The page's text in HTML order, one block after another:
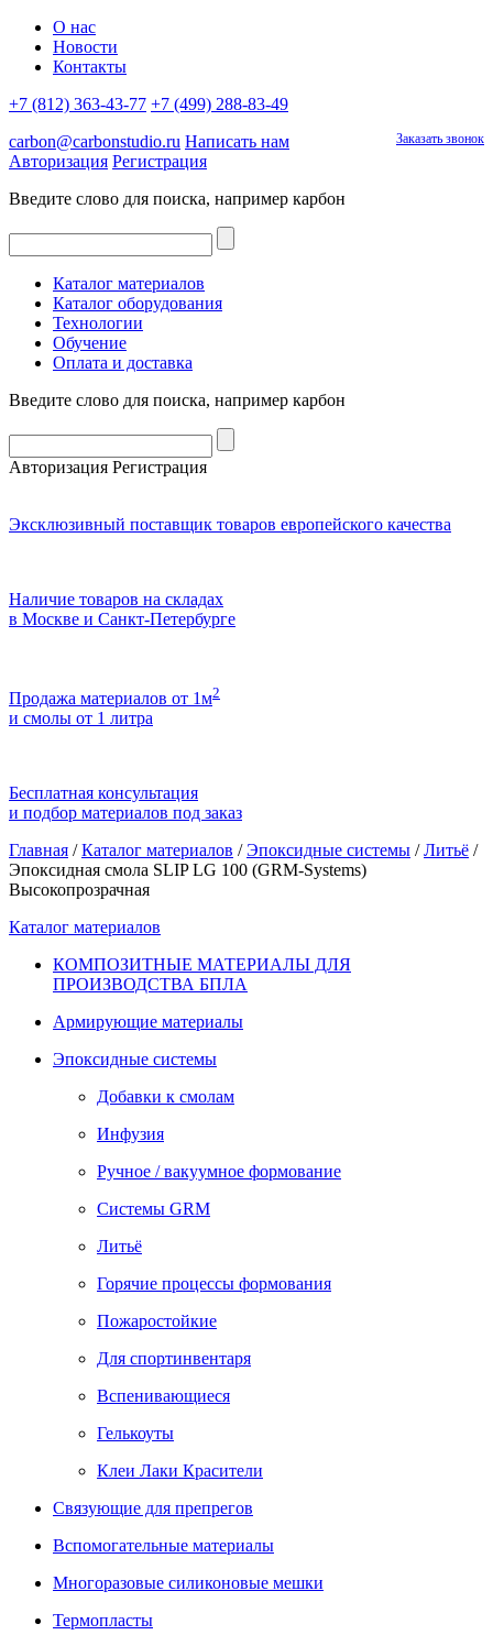
О нас
Новости
Контакты
+7 (812) 363-43-77 +7 (499) 288-83-49
Заказать звонок
carbon@carbonstudio.ru Написать нам
Авторизация Регистрация
Введите слово для поиска, например карбон
Каталог материалов
Каталог оборудования
Технологии
Обучение
Оплата и доставка
Введите слово для поиска, например карбон
Авторизация Регистрация
Эксклюзивный поставщик товаров европейского качества
Наличие товаров на складах
в Москве и Санкт-Петербурге
Продажа материалов от 1м2
и смолы от 1 литра
Бесплатная консультация
и подбор материалов под заказ
Главная / Каталог материалов / Эпоксидные системы / Литьё /
Эпоксидная смола SLIP LG 100 (GRM-Systems)
Высокопрозрачная
Каталог материалов
КОМПОЗИТНЫЕ МАТЕРИАЛЫ ДЛЯ
ПРОИЗВОДСТВА БПЛА
Армирующие материалы
Эпоксидные системы
Добавки к смолам
Инфузия
Ручное / вакуумное формование
Системы GRM
Литьё
Горячие процессы формования
Пожаростойкие
Для спортинвентаря
Вспенивающиеся
Гелькоуты
Клеи Лаки Красители
Связующие для препрегов
Вспомогательные материалы
Многоразовые силиконовые мешки
Термопласты